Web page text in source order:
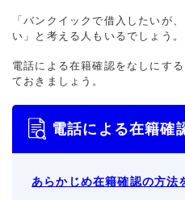
「バンクイックで借入したいが
い」と考える人もいるでしょう。
電話による在籍確認をなしにす
ておきましょう。
電話による在籍確
あらかじめ在籍確認の方法